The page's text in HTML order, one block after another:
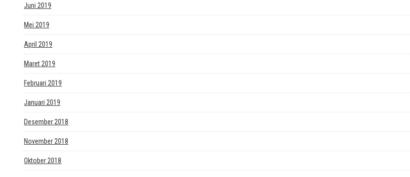
Juni 2019
Mei 2019
April 2019
Maret 2019
Februari 2019
Januari 2019
Desember 2018
November 2018
Oktober 2018